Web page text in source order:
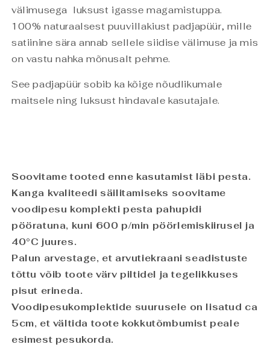
välimusega luksust igasse magamistuppa.
100% naturaalsest puuvillakiust padjapüür, mille
satiinine sära annab sellele siidise välimuse ja mis
on vastu nahka mõnusalt pehme.
See padjapüür sobib ka kõige nõudlikumale
maitsele ning luksust hindavale kasutajale.
Soovitame tooted enne kasutamist läbi pesta.
Kanga kvaliteedi säilitamiseks soovitame
voodipesu komplekti pesta pahupidi
pööratuna, kuni 600 p/min pöörlemiskiirusel ja
40°C juures.
Palun arvestage, et arvutiekraani seadistuste
tõttu võib toote värv piltidel ja tegelikkuses
pisut erineda.
Voodipesukomplektide suurusele on lisatud ca
5cm, et vältida toote kokkutõmbumist peale
esimest pesukorda.